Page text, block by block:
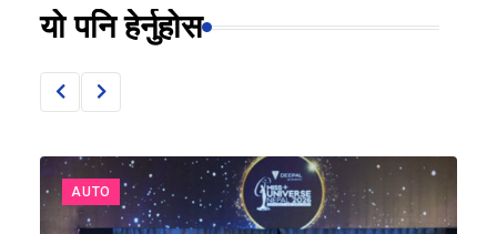
यो पनि हेर्नुहोस
AUTO